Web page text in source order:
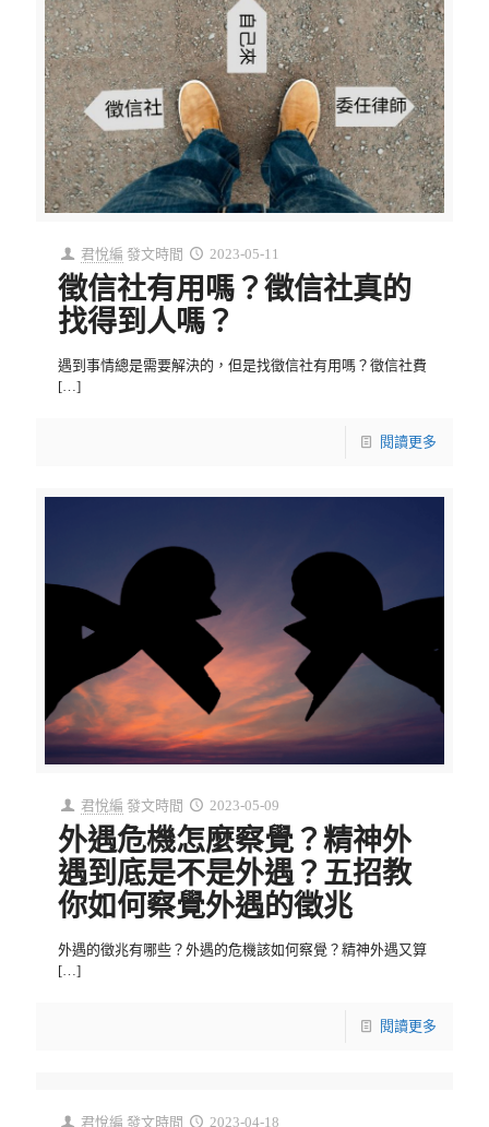
君悅編 發文時間 2023-05-11
徵信社有用嗎？徵信社真的
找得到人嗎？
遇到事情總是需要解決的，但是找徵信社有用嗎？徵信社費
[…]
閱讀更多
君悅編 發文時間 2023-05-09
外遇危機怎麼察覺？精神外
遇到底是不是外遇？五招教
你如何察覺外遇的徵兆
外遇的徵兆有哪些？外遇的危機該如何察覺？精神外遇又算
[…]
閱讀更多
君悅編 發文時間 2023-04-18